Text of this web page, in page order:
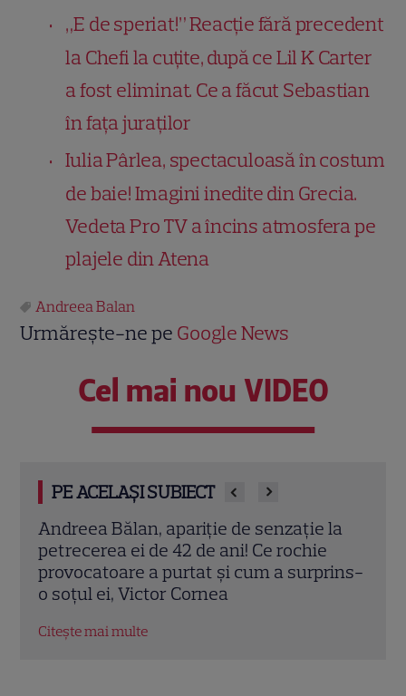
„E de speriat!” Reacție fără precedent
la Chefi la cuțite, după ce Lil K Carter
a fost eliminat. Ce a făcut Sebastian
în fața juraților
Iulia Pârlea, spectaculoasă în costum
de baie! Imagini inedite din Grecia.
Vedeta Pro TV a încins atmosfera pe
plajele din Atena
Andreea Balan
Urmărește-ne pe Google News
Cel mai nou VIDEO
PE ACELAȘI SUBIECT
Andreea Bălan rupe tăcerea! Adevărul
despre relația cu Petrișor Ruge, după ce
dansatorul a lipsit de la nunta ei și de la
ultimul concert
Citește mai multe